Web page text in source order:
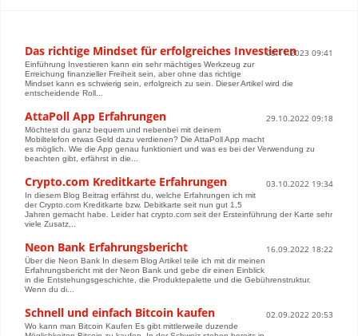
Das richtige Mindset für erfolgreiches Investieren08.11.2023 09:41
Einführung Investieren kann ein sehr mächtiges Werkzeug zur
Erreichung finanzieller Freiheit sein, aber ohne das richtige
Mindset kann es schwierig sein, erfolgreich zu sein. Dieser Artikel wird die
entscheidende Roll...
AttaPoll App Erfahrungen 29.10.2022 09:18
Möchtest du ganz bequem und nebenbei mit deinem
Mobiltelefon etwas Geld dazu verdienen? Die AttaPoll App macht
es möglich. Wie die App genau funktioniert und was es bei der Verwendung zu
beachten gibt, erfährst in die...
Crypto.com Kreditkarte Erfahrungen 03.10.2022 19:34
In diesem Blog Beitrag erfährst du, welche Erfahrungen ich mit
der Crypto.com Kreditkarte bzw. Debitkarte seit nun gut 1,5
Jahren gemacht habe. Leider hat crypto.com seit der Ersteinführung der Karte sehr
viele Zusatz...
Neon Bank Erfahrungsbericht 16.09.2022 18:22
Über die Neon Bank In diesem Blog Artikel teile ich mit dir meinen
Erfahrungsbericht mit der Neon Bank und gebe dir einen Einblick
in die Entstehungsgeschichte, die Produktepalette und die Gebührenstruktur.
Wenn du di...
Schnell und einfach Bitcoin kaufen 02.09.2022 20:53
Wo kann man Bitcoin Kaufen Es gibt mittlerweile duzende